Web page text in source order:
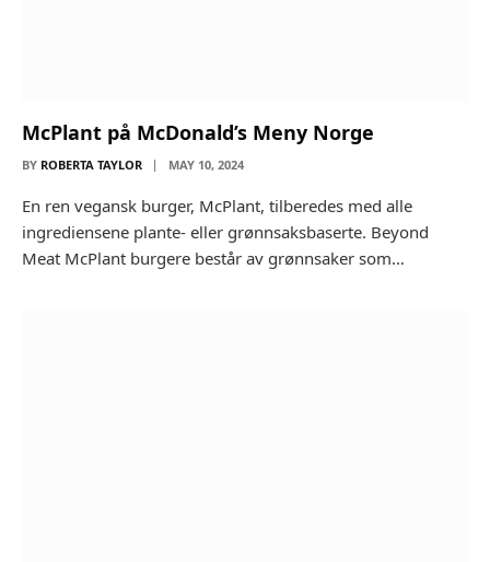
McPlant på McDonald’s Meny Norge
BY ROBERTA TAYLOR MAY 10, 2024
En ren vegansk burger, McPlant, tilberedes med alle
ingrediensene plante- eller grønnsaksbaserte. Beyond
Meat McPlant burgere består av grønnsaker som…